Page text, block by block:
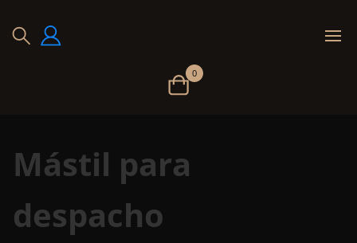
0
Mástil para
despacho